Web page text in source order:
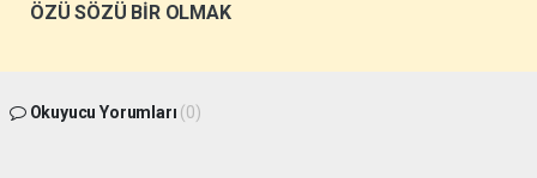
ÖZÜ SÖZÜ BİR OLMAK
Okuyucu Yorumları (0)